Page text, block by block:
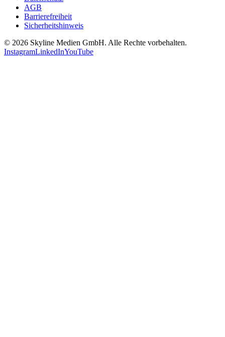
AGB
Barrierefreiheit
Sicherheitshinweis
© 2026 Skyline Medien GmbH. Alle Rechte vorbehalten.
InstagramLinkedInYouTube